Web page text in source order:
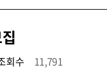
회수 11,791